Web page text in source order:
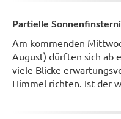
Partielle
Am kommenden
August) dürften sich ab
viele Blicke
Himmel richten. Ist der